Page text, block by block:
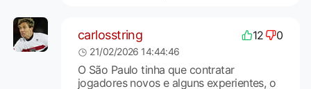
carlosstring 12 0
21/02/2026 14:44:46
O São Paulo tinha que contratar
jogadores novos e alguns experientes, o